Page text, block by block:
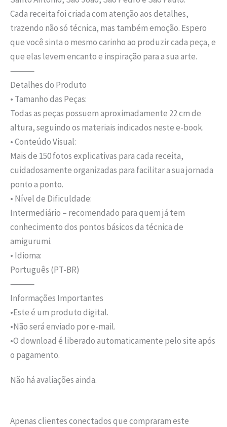
Cada receita foi criada com atenção aos detalhes,
trazendo não só técnica, mas também emoção. Espero
que você sinta o mesmo carinho ao produzir cada peça, e
que elas levem encanto e inspiração para a sua arte.
⸻
Detalhes do Produto
• Tamanho das Peças:
Todas as peças possuem aproximadamente 22 cm de
altura, seguindo os materiais indicados neste e-book.
• Conteúdo Visual:
Mais de 150 fotos explicativas para cada receita,
cuidadosamente organizadas para facilitar a sua jornada
ponto a ponto.
• Nível de Dificuldade:
Intermediário – recomendado para quem já tem
conhecimento dos pontos básicos da técnica de
amigurumi.
• Idioma:
Português (PT-BR)
⸻
Informações Importantes
•Este é um produto digital.
•Não será enviado por e-mail.
•O download é liberado automaticamente pelo site após
o pagamento.
Não há avaliações ainda.
Apenas clientes conectados que compraram este